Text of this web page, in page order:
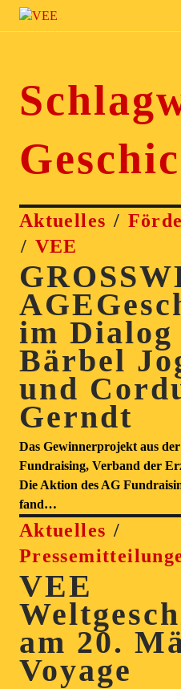
VEE
Aktuelles
VEE
im Dialog
Bärbel
und
Gerndt
Das Gewinnerprojekt aus
Fundraising, Verband der
Die Aktion des AG
fand…
Aktuelles
VEE
am 20.
Voyage